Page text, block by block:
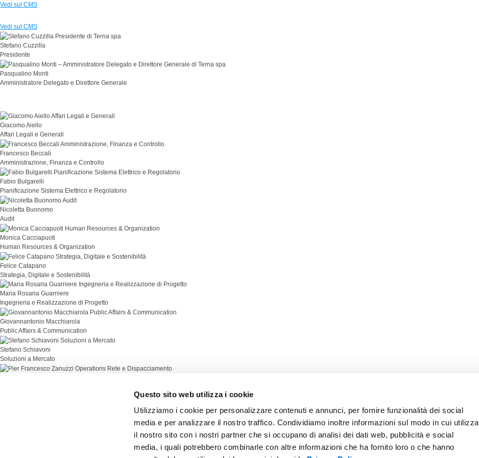
Questo sito web utilizza i cookie
Utilizziamo i cookie per personalizzare contenuti e annunci, per fornire funzionalità dei social
media e per analizzare il nostro traffico. Condividiamo inoltre informazioni sul modo in cui utilizza
il nostro sito con i nostri partner che si occupano di analisi dei dati web, pubblicità e social
media, i quali potrebbero combinarle con altre informazioni che ha fornito loro o che hanno
Vedi sul CMS
Vedi sul CMS
Stefano Cuzzilla
Presidente
Pasqualino Monti
Amministratore Delegato e Direttore Generale
Giacomo Aiello
Affari Legali e Generali
Francesco Beccali
Amministrazione, Finanza e Controllo
Fabio Bulgarelli
Pianificazione Sistema Elettrico e Regolatorio
Nicoletta Buonomo
Audit
Monica Cacciapuoti
Human Resources & Organization
Felice Catapano
Strategia, Digitale e Sostenibilità
Maria Rosaria Guarniere
Ingegneria e Realizzazione di Progetto
Giovannantonio Macchiarola
Public Affairs & Communication
Stefano Schiavoni
Soluzioni a Mercato